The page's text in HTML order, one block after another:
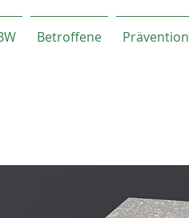
Betroffene Prävention